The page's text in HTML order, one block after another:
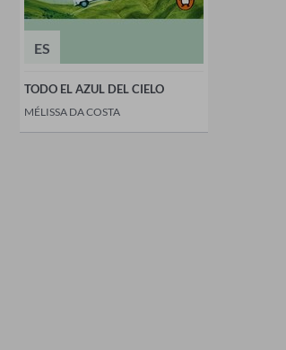
ES
TODO EL AZUL DEL CIELO
MÉLISSA DA COSTA